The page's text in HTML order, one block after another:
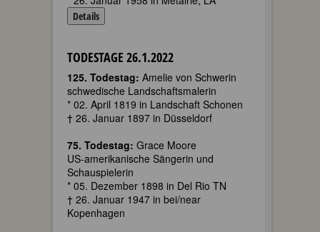
Details
TODESTAGE 26.1.2022
125. Todestag: Amelie von Schwerin
schwedische Landschaftsmalerin
* 02. April 1819 in Landschaft Schonen
† 26. Januar 1897 in Düsseldorf
75. Todestag: Grace Moore
US-amerikanische Sängerin und
Schauspielerin
* 05. Dezember 1898 in Del Rio TN
† 26. Januar 1947 in bei/near
Kopenhagen